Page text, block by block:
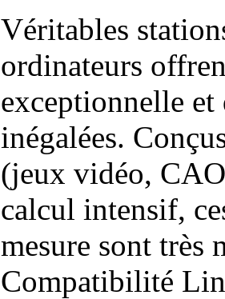
Véritables
ordinateurs
exceptionnelle et
inégalées.
(jeux vidéo,
calcul intensif,
mesure sont très
Compatibilité